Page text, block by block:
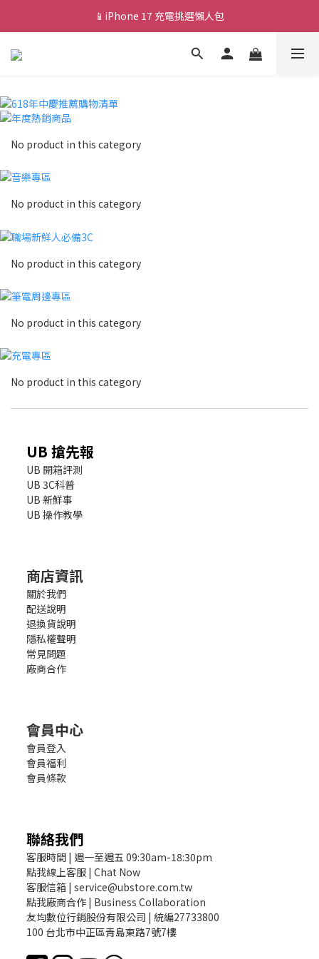
💰新會員送 $88 購物金
📱iPhone 17 充電挑選懶人包
💰新會員送 $88 購物金
No product in this category
No product in this category
No product in this category
No product in this category
No product in this category
UB 搶先報
UB 開箱評測
UB 3C科普
UB 新鮮事
UB 操作教學
商店資訊
關於我們
配送說明
退換貨說明
隱私權聲明
常見問題
廠商合作
會員中心
會員登入
會員福利
會員條款
聯絡我們
客服時間 | 週一至週五 09:30am-18:30pm
點我線上客服 | Chat Now
客服信箱 | service@ubstore.com.tw
點我廠商合作 | Business Collaboration
友均數位行銷股份有限公司 | 統編27733800
100 台北市中正區青島東路7號7樓